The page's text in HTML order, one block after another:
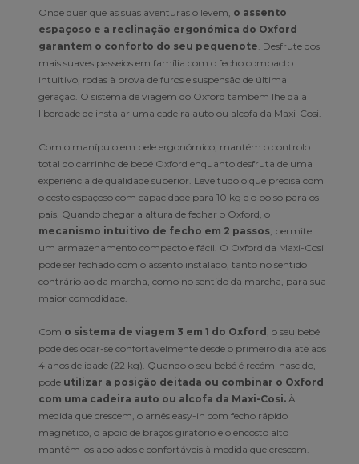
Onde quer que as suas aventuras o levem, o assento
espaçoso e a reclinação ergonómica do Oxford
garantem o conforto do seu pequenote. Desfrute dos
mais suaves passeios em família com o fecho compacto
intuitivo, rodas à prova de furos e suspensão de última
geração. O sistema de viagem do Oxford também lhe dá a
liberdade de instalar uma cadeira auto ou alcofa da Maxi-Cosi.
Com o manípulo em pele ergonómico, mantém o controlo
total do carrinho de bebé Oxford enquanto desfruta de uma
experiência de qualidade superior. Leve tudo o que precisa com
o cesto espaçoso com capacidade para 10 kg e o bolso para os
pais. Quando chegar a altura de fechar o Oxford, o
mecanismo intuitivo de fecho em 2 passos, permite
um armazenamento compacto e fácil. O Oxford da Maxi-Cosi
pode ser fechado com o assento instalado, tanto no sentido
contrário ao da marcha, como no sentido da marcha, para sua
maior comodidade.
Com o sistema de viagem 3 em 1 do Oxford , o seu bebé
pode deslocar-se confortavelmente desde o primeiro dia até aos
4 anos de idade (22 kg). Quando o seu bebé é recém-nascido,
pode utilizar a posição deitada ou combinar o Oxford
com uma cadeira auto ou alcofa da Maxi-Cosi. À
medida que crescem, o arnês easy-in com fecho rápido
magnético, o apoio de braços giratório e o encosto alto
mantêm-os apoiados e confortáveis à medida que crescem.